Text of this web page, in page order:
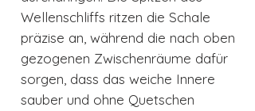
Wellenschliffs ritzen die Schale
präzise an, während die nach oben
gezogenen Zwischenräume dafür
sorgen, dass das weiche Innere
sauber und ohne Quetschen